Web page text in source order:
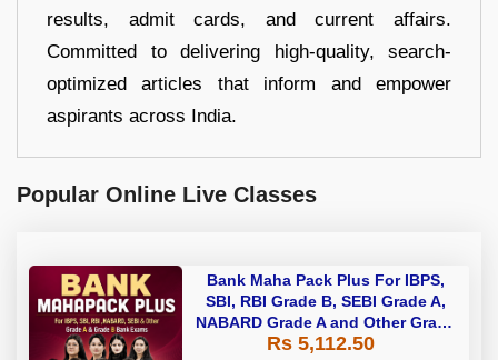
results, admit cards, and current affairs.
Committed to delivering high-quality, search-
optimized articles that inform and empower
aspirants across India.
Popular Online Live Classes
Bank Maha Pack Plus For IBPS,
SBI, RBI Grade B, SEBI Grade A,
NABARD Grade A and Other Grade
A & Grade B Bank Exams
Rs 5,112.50